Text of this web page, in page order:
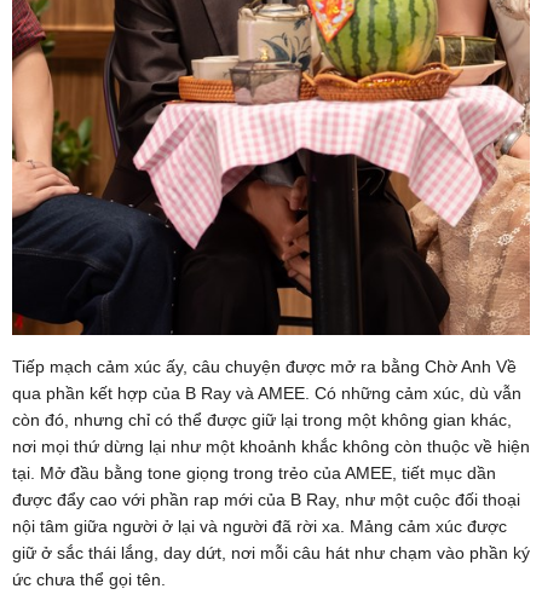
Tiếp mạch cảm xúc ấy, câu chuyện được mở ra bằng Chờ Anh Về
qua phần kết hợp của B Ray và AMEE. Có những cảm xúc, dù vẫn
còn đó, nhưng chỉ có thể được giữ lại trong một không gian khác,
nơi mọi thứ dừng lại như một khoảnh khắc không còn thuộc về hiện
tại. Mở đầu bằng tone giọng trong trẻo của AMEE, tiết mục dần
được đẩy cao với phần rap mới của B Ray, như một cuộc đối thoại
nội tâm giữa người ở lại và người đã rời xa. Mảng cảm xúc được
giữ ở sắc thái lắng, day dứt, nơi mỗi câu hát như chạm vào phần ký
ức chưa thể gọi tên.